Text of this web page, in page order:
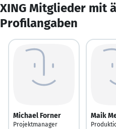
XING Mitglieder mit
Profilangaben
Michael Forner
Projektmanager
Maik